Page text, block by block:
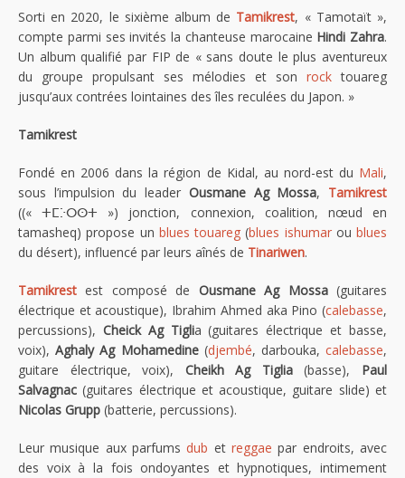
Sorti en 2020, le sixième album de Tamikrest, « Tamotaït »,
compte parmi ses invités la chanteuse marocaine Hindi Zahra.
Un album qualifié par FIP de « sans doute le plus aventureux
du groupe propulsant ses mélodies et son rock touareg
jusqu’aux contrées lointaines des îles reculées du Japon. »
Tamikrest
Fondé en 2006 dans la région de Kidal, au nord-est du Mali,
sous l’impulsion du leader Ousmane Ag Mossa, Tamikrest
((« ⵜⵎⴾⵔⵙⵜ ») jonction, connexion, coalition, nœud en
tamasheq) propose un blues touareg (blues ishumar ou blues
du désert), influencé par leurs aînés de Tinariwen.
Tamikrest est composé de Ousmane Ag Mossa(guitares
électrique et acoustique), Ibrahim Ahmed aka Pino (calebasse,
percussions), Cheick Ag Tiglia (guitares électrique et basse,
voix),Aghaly Ag Mohamedine(djembé, darbouka,calebasse,
guitare électrique, voix), Cheikh Ag Tiglia(basse), Paul
Salvagnac (guitares électrique et acoustique, guitare slide) et
Nicolas Grupp (batterie, percussions).
Leur musique aux parfumsdub etreggae par endroits, avec
des voix à la fois ondoyantes et hypnotiques, intimement